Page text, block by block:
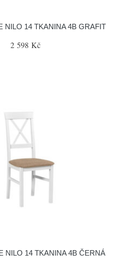
NILO 14 TKANINA 4B GRAFIT
2 598 Kč
NILO 14 TKANINA 4B ČERNÁ